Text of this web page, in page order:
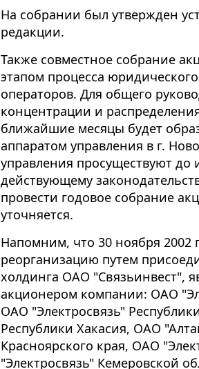
На собрании был утвержден
редакции.
Также совместное собрание
этапом процесса
операторов. Для общего
концентрации и
ближайшие месяцы будет
аппаратом управления в г.
управления просуществуют до
действующему
провести годовое собрание
уточняется.
Напомним, что 30 ноября
реорганизацию путем
холдинга ОАО "Связьинвест",
акционером компании: ОАО
ОАО "Электросвязь"
Республики Хакасия, ОАО
Красноярского края, ОАО
"Электросвязь" Кемеровской